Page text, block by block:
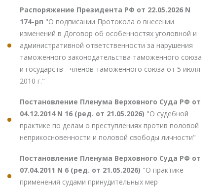
Распоряжение Президента РФ от 22.05.2026 N
174-рп "О подписании Протокола о внесении
изменений в Договор об особенностях уголовной и
административной ответственности за нарушения
таможенного законодательства таможенного союза
и государств - членов таможенного союза от 5 июля
2010 г."
Постановление Пленума Верховного Суда РФ от
04.12.2014 N 16 (ред. от 21.05.2026) "О судебной
практике по делам о преступлениях против половой
неприкосновенности и половой свободы личности"
Постановление Пленума Верховного Суда РФ от
07.04.2011 N 6 (ред. от 21.05.2026) "О практике
применения судами принудительных мер